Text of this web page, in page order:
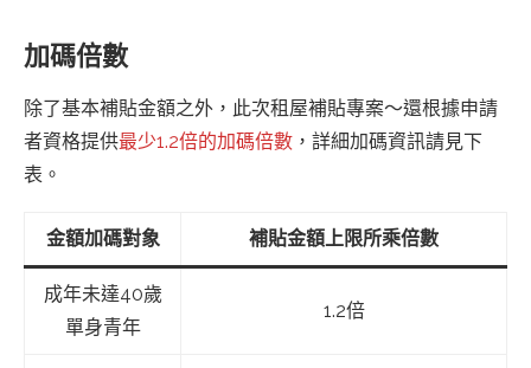
加碼倍數
除了基本補貼金額之外，此次租屋補貼專案～還根據申請
者資格提供最少1.2倍的加碼倍數 ，詳細加碼資訊請見下
表。
金額加碼對象 補貼金額上限所乘倍數
成年未達40歲
單身青年
1.2倍